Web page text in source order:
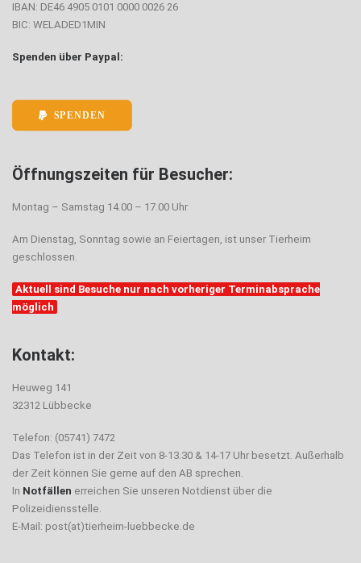
IBAN: DE46 4905 0101 0000 0026 26
BIC: WELADED1MIN
Spenden über Paypal:
SPENDEN
Öffnungszeiten für Besucher:
Montag – Samstag 14.00 – 17.00 Uhr
Am Dienstag, Sonntag sowie an Feiertagen, ist unser Tierheim
geschlossen.
Aktuell sind Besuche nur nach vorheriger Terminabsprache
möglich
Kontakt:
Heuweg 141
32312 Lübbecke
Telefon: (05741) 7472
Das Telefon ist in der Zeit von 8-13.30 & 14-17 Uhr besetzt. Außerhalb
der Zeit können Sie gerne auf den AB sprechen.
In Notfällen erreichen Sie unseren Notdienst über die
Polizeidiensstelle.
E-Mail: post(at)tierheim-luebbecke.de